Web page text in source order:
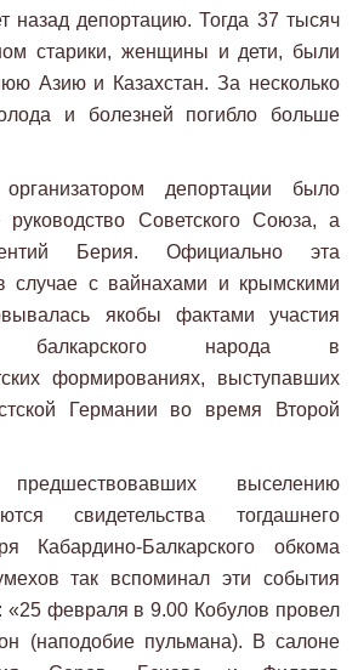
назад депортацию. Тогда 37 тысяч
старики, женщины и дети, были
Азию и Казахстан. За несколько
и болезней погибло больше
депортации было
руководство Советского Союза, а
Берия. Официально эта
случае с вайнахами и крымскими
якобы фактами участия
балкарского народа в
формированиях, выступавших
Германии во время Второй
выселению
свидетельства тогдашнего
Кабардино-Балкарского обкома
так вспоминал эти события
«25 февраля в 9.00 Кобулов провел
(наподобие пульмана). В салоне